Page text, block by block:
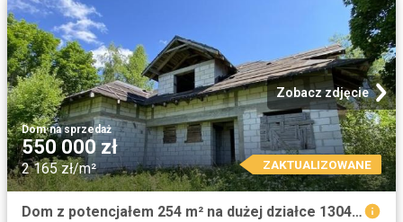
Zobacz zdjęcie
Dom·na sprzedaż
550 000 zł
2 165 zł/m² ZAKTUALIZOWANE
Dom z potencjałem 254 m² na dużej działce 13045 m²